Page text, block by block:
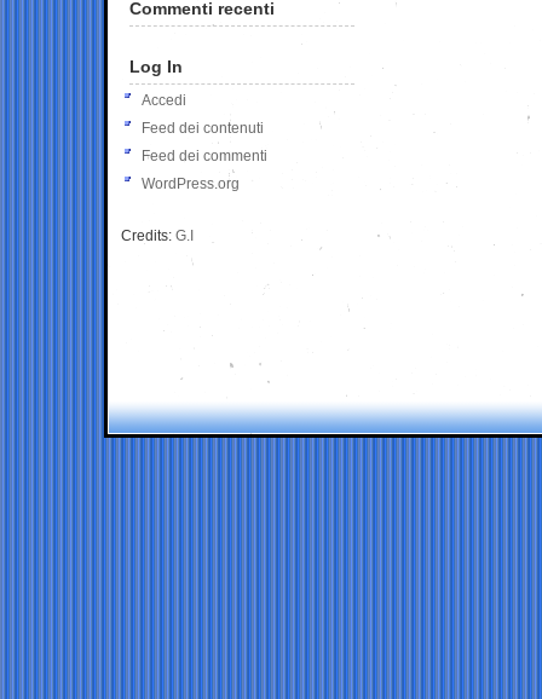
Commenti recenti
Log In
Accedi
Feed dei contenuti
Feed dei commenti
WordPress.org
Credits: G.I